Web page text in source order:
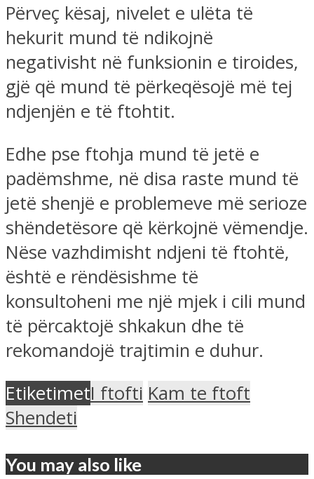
Përveç kësaj, nivelet e ulëta të
hekurit mund të ndikojnë
negativisht në funksionin e tiroides,
gjë që mund të përkeqësojë më tej
ndjenjën e të ftohtit.
Edhe pse ftohja mund të jetë e
padëmshme, në disa raste mund të
jetë shenjë e problemeve më serioze
shëndetësore që kërkojnë vëmendje.
Nëse vazhdimisht ndjeni të ftohtë,
është e rëndësishme të
konsultoheni me një mjek i cili mund
të përcaktojë shkakun dhe të
rekomandojë trajtimin e duhur.
EtiketimetI ftofti Kam te ftoft
Shendeti
You may also like